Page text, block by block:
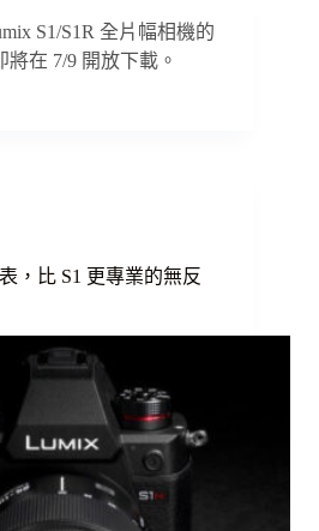
S1/S1R 全片幅相機的
在 7/9 開放下載。
，比 S1 更專業的無反